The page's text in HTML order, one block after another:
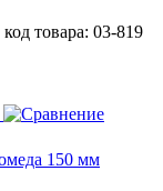
код товара: 03-819